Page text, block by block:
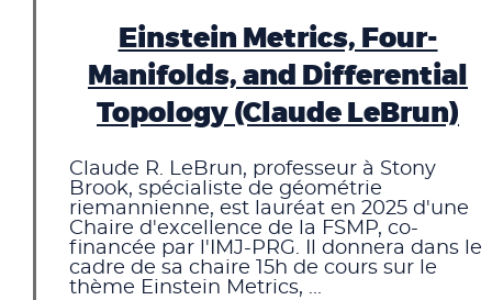
Einstein Metrics, Four-
Manifolds, and Differential
Topology (Claude LeBrun)
Claude R. LeBrun, professeur à Stony
Brook, spécialiste de géométrie
riemannienne, est lauréat en 2025 d'une
Chaire d'excellence de la FSMP, co-
financée par l'IMJ-PRG. Il donnera dans le
cadre de sa chaire 15h de cours sur le
thème Einstein Metrics, ...